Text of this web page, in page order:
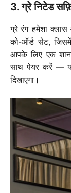
3. ग्रे निटेड
ग्रे रंग हमेशा
को-ऑर्ड सेट,
आपके लिए एक शा
साथ पेयर करें —
दिखाएगा।